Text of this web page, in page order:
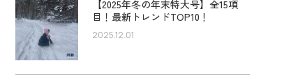
【2025年冬の年末特大号】全15項
目！最新トレンドTOP10！
2025.12.01